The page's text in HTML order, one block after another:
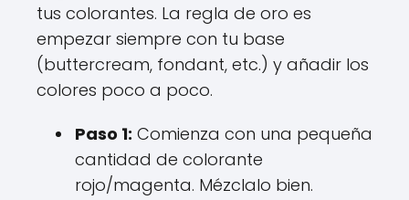
tus colorantes. La regla de oro es
empezar siempre con tu base
(buttercream, fondant, etc.) y añadir los
colores poco a poco.
Paso 1: Comienza con una pequeña
cantidad de colorante
rojo/magenta. Mézclalo bien.